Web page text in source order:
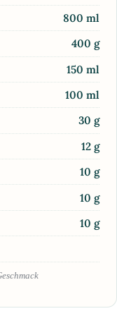
800 ml
400 g
150 ml
100 ml
30 g
12 g
10 g
10 g
10 g